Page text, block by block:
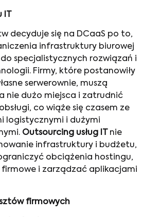
decyduje się na DCaaS po to,
infrastruktury biurowej
specjalistycznych rozwiązań i
Firmy, które postanowiły
serwerownie, muszą
nie dużo miejsca i zatrudnić
co wiąże się czasem ze
logistycznymi i dużymi
Outsourcing usług IT nie
infrastruktury i budżetu,
obciążenia hostingu,
i zarządzać aplikacjami
firmowych